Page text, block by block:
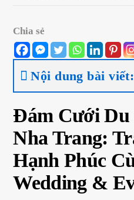
Chia sẻ
Nội dung bài viết:
Đám Cưới Du
Nha Trang:
Hạnh Phúc
Wedding &